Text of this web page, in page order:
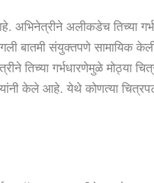
अभिनेत्रीने अलीकडेच तिच्या
बातमी संयुक्तपणे सामायिक
तिच्या गर्भधारणेमुळे मोठ्या
केले आहे. येथे कोणत्या